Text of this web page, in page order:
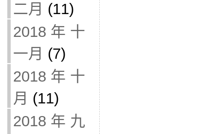
二月 (11)
2018 年 十
一月 (7)
2018 年 十
月 (11)
2018 年 九